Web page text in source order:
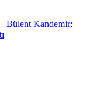
Bülent Kandemir: